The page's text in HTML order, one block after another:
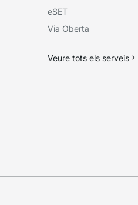
eSET
Via Oberta
Veure tots els serveis